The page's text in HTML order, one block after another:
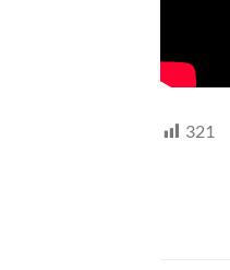
321